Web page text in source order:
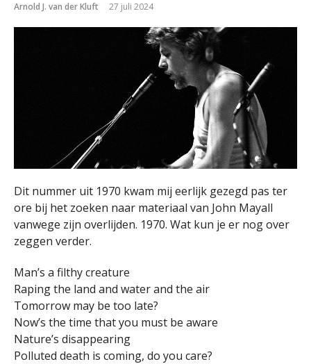
Arnold J. van der Kluft 27 juli 2024
Dit nummer uit 1970 kwam mij eerlijk gezegd pas ter
ore bij het zoeken naar materiaal van John Mayall
vanwege zijn overlijden. 1970. Wat kun je er nog over
zeggen verder.
Man’s a filthy creature
Raping the land and water and the air
Tomorrow may be too late?
Now’s the time that you must be aware
Nature’s disappearing
Polluted death is coming, do you care?